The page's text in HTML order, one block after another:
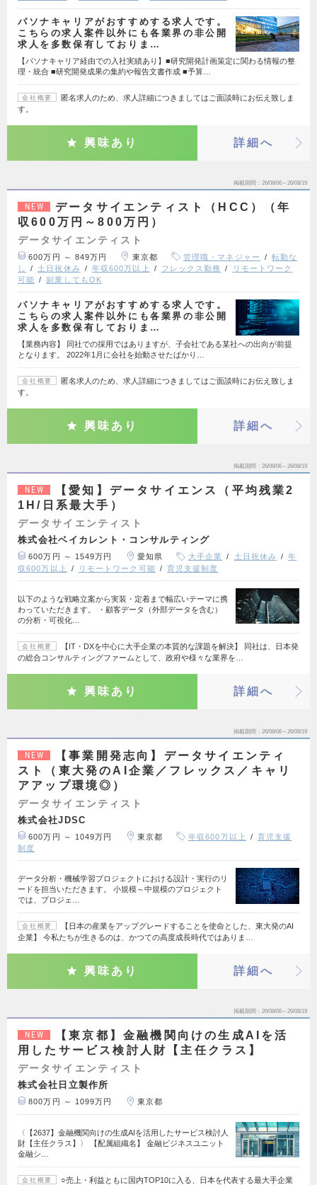
パソナキャリアがおすすめする求人です。
こちらの求人案件以外にも各業界の非公開
求人を多数保有しておりま…
【パソナキャリア経由での入社実績あり】■研究開発計画策定に関わる情報の整
理・統合 ■研究開発成果の集約や報告文書作成 ■予算…
会社概要
匿名求人のため、求人詳細につきましてはご面談時にお伝え致しま
す。
興味あり 詳細へ
掲載期間 26/08/06～26/08/19
NEW
データサイエンティスト（HCC）（年
収600万円～800万円）
データサイエンティスト
600万円 ～ 849万円 東京都 管理職・マネジャー
転勤な
し
土日祝休み 年収600万以上 フレックス勤務
リモートワーク
可能
副業してもOK
パソナキャリアがおすすめする求人です。
こちらの求人案件以外にも各業界の非公開
求人を多数保有しておりま…
【業務内容】 同社での採用ではありますが、子会社である某社への出向が前提
となります。 2022年1月に会社を始動させたばかり…
会社概要
匿名求人のため、求人詳細につきましてはご面談時にお伝え致しま
す。
興味あり 詳細へ
掲載期間 26/08/06～26/08/19
NEW
【愛知】データサイエンス（平均残業2
1H/日系最大手）
データサイエンティスト
株式会社ベイカレント・コンサルティング
600万円 ～ 1549万円 愛知県 大手企業 土日祝休み
年
収600万以上
リモートワーク可能 育児支援制度
以下のような戦略立案から実装・定着まで幅広いテーマに携
わっていただきます。 ・顧客データ（外部データを含む）
の分析・可視化…
会社概要
【IT・DXを中心に大手企業の本質的な課題を解決】 同社は、日本発
の総合コンサルティングファームとして、政府や様々な業界を…
興味あり 詳細へ
掲載期間 26/08/06～26/08/19
NEW
【事業開発志向】データサイエンティ
スト（東大発のAI企業／フレックス／キャリ
アアップ環境◎）
データサイエンティスト
株式会社JDSC
600万円 ～ 1049万円 東京都 年収600万以上
育児支援
制度
データ分析・機械学習プロジェクトにおける設計・実行のリ
ードを担当いただきます。 小規模～中規模のプロジェクト
では、プロジェ…
会社概要
【日本の産業をアップグレードすることを使命とした、東大発のAI
企業】 今私たちが生きるのは、かつての高度成長時代ではありま…
興味あり 詳細へ
掲載期間 26/08/06～26/08/19
NEW
【東京都】金融機関向けの生成AIを活
用したサービス検討人財【主任クラス】
データサイエンティスト
株式会社日立製作所
800万円 ～ 1099万円 東京都
〈【2637】金融機関向けの生成AIを活用したサービス検討人
財【主任クラス】〉 【配属組織名】 金融ビジネスユニット
金融シ…
会社概要
○売上・利益ともに国内TOP10に入る、日本を代表する最大手企業